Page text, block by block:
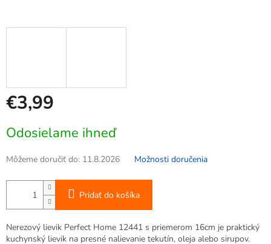
€3,99
cena:
Odosielame ihneď
Môžeme doručiť do: 11.8.2026 Možnosti doručenia
Pridať do košíka
Nerezový lievik Perfect Home 12441 s priemerom 16cm je praktický
kuchynský lievik na presné nalievanie tekutín, oleja alebo sirupov.